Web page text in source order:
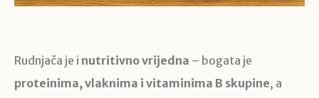
Rudnjača je i nutritivno vrijedna – bogata je
proteinima, vlaknima i vitaminima B skupine, a